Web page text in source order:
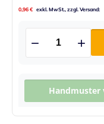
Handmuster
0,96 €